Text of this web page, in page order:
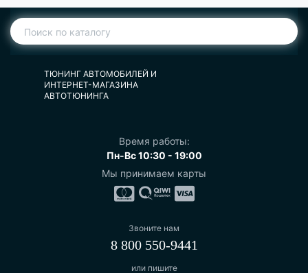
ТЮНИНГ АВТОМОБИЛЕЙ И
ИНТЕРНЕТ-МАГАЗИНА
АВТОТЮНИНГА
Время работы:
Пн-Вс 10:30 - 19:00
Мы принимаем карты
Звоните нам
8 800 550-9441
или пишите